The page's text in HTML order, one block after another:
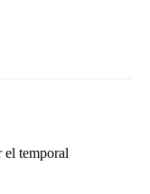
el temporal